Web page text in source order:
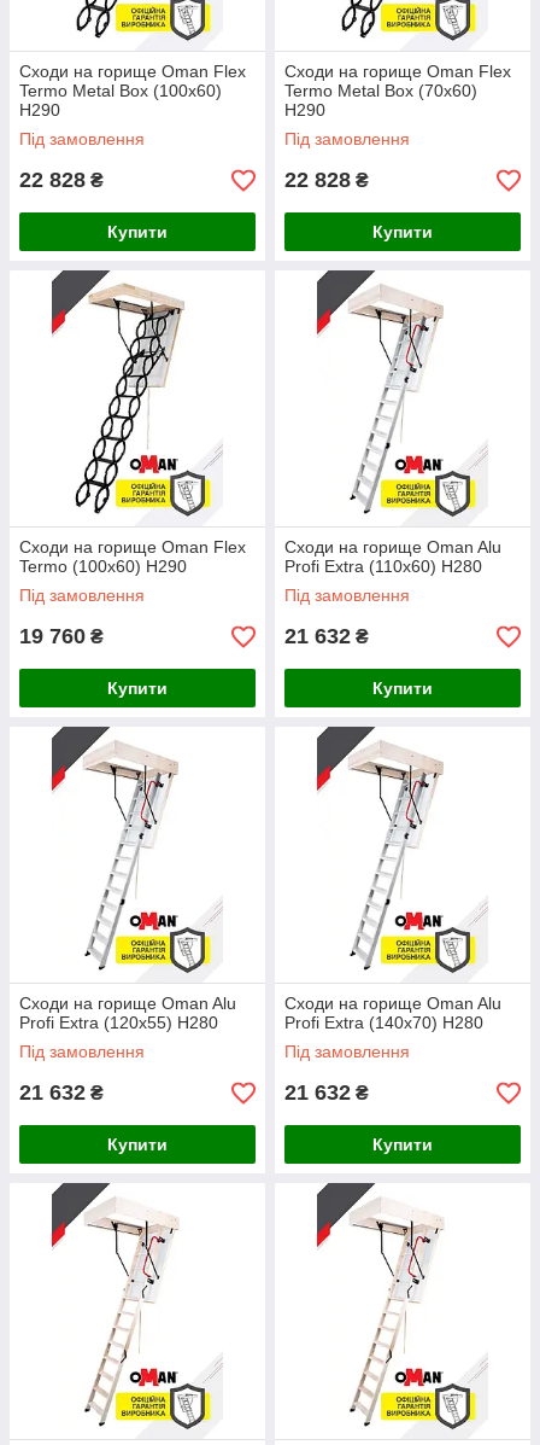
Сходи на горище Oman Flex
Termo Metal Box (100x60)
H290
Під замовлення
22 828 ₴
Купити
Сходи на горище Oman Flex
Termo Metal Box (70x60)
H290
Під замовлення
22 828 ₴
Купити
Сходи на горище Oman Flex
Termo (100x60) H290
Під замовлення
19 760 ₴
Купити
Сходи на горище Oman Alu
Profi Extra (110x60) H280
Під замовлення
21 632 ₴
Купити
Сходи на горище Oman Alu
Profi Extra (120x55) H280
Під замовлення
21 632 ₴
Купити
Сходи на горище Oman Alu
Profi Extra (140x70) H280
Під замовлення
21 632 ₴
Купити